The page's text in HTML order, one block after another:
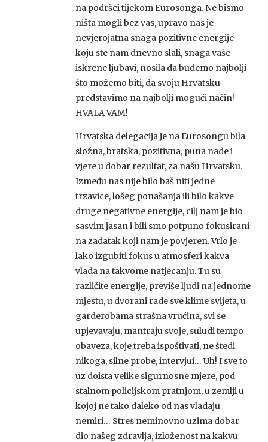
na podršci tijekom Eurosonga. Ne bismo
ništa mogli bez vas, upravo nas je
nevjerojatna snaga pozitivne energije
koju ste nam dnevno slali, snaga vaše
iskrene ljubavi, nosila da budemo najbolji
što možemo biti, da svoju Hrvatsku
predstavimo na najbolji mogući način!
HVALA VAM!
Hrvatska delegacija je na Eurosongu bila
složna, bratska, pozitivna, puna nade i
vjere u dobar rezultat, za našu Hrvatsku.
Između nas nije bilo baš niti jedne
trzavice, lošeg ponašanja ili bilo kakve
druge negativne energije, cilj nam je bio
sasvim jasan i bili smo potpuno fokusirani
na zadatak koji nam je povjeren. Vrlo je
lako izgubiti fokus u atmosferi kakva
vlada na takvome natjecanju. Tu su
različite energije, previše ljudi na jednome
mjestu, u dvorani rade sve klime svijeta, u
garderobama strašna vrućina, svi se
upjevavaju, mantraju svoje, suludi tempo
obaveza, koje treba ispoštivati, ne štedi
nikoga, silne probe, intervjui… Uh! I sve to
uz doista velike sigurnosne mjere, pod
stalnom policijskom pratnjom, u zemlji u
kojoj ne tako daleko od nas vladaju
nemiri… Stres neminovno uzima dobar
dio našeg zdravlja, izloženost na kakvu